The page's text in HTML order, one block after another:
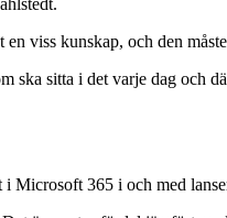
viss kunskap, och den
sitta i det varje dag och
Microsoft 365 i och med